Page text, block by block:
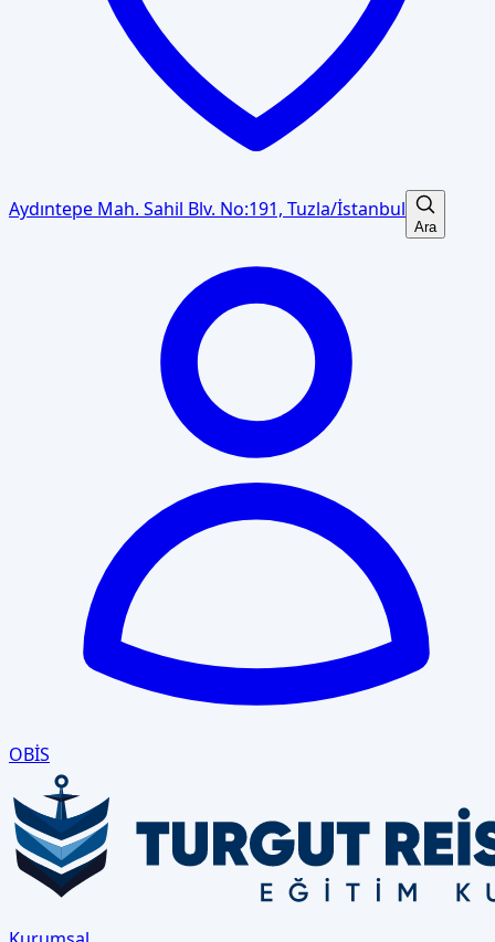
Aydıntepe Mah. Sahil Blv. No:191, Tuzla/İstanbul
Ara
OBİS